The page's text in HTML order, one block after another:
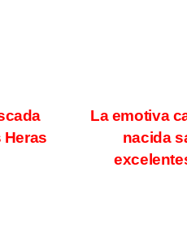
La emotiva
nacida